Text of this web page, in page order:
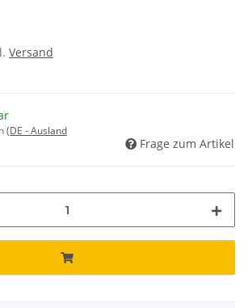
Versand
(DE - Ausland
Frage zum Artikel